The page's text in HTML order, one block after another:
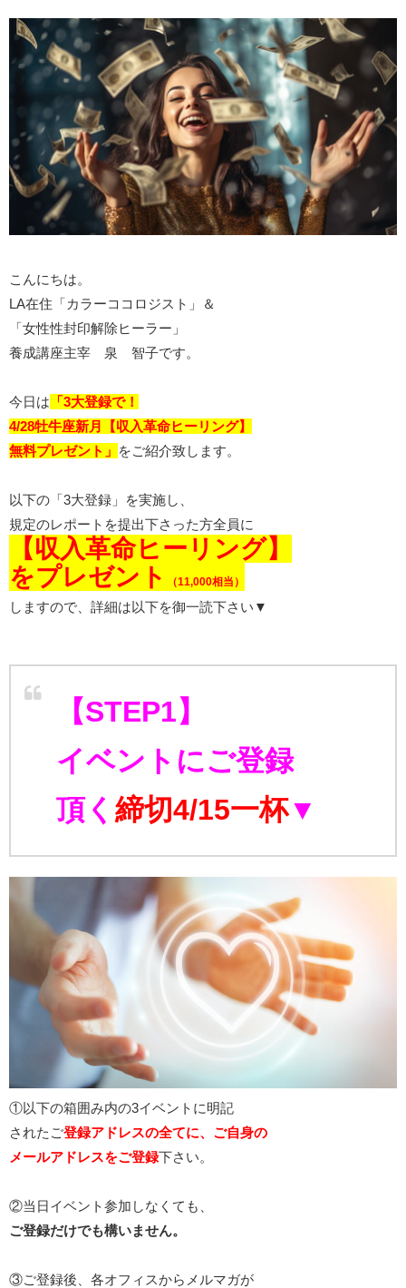
こんにちは。
LA在住「カラーココロジスト」＆
「女性性封印解除ヒーラー」
養成講座主宰 泉 智子です。
今日は 「3大登録で！
4/28牡牛座新月【収入革命ヒーリング】
無料プレゼント」 をご紹介致します。
以下の「3大登録」を実施し、
規定のレポートを提出下さった方全員に
【収入革命ヒーリング】
をプレゼント
（11,000相当）
しますので、詳細は以下を御一読下さい▼
【STEP1】
イベントにご登録
頂く 締切4/15一杯▼
①以下の箱囲み内の3イベントに明記
されたご登録アドレスの全てに、ご自身の
メールアドレスをご登録下さい。
②当日イベント参加しなくても、
ご登録だけでも構いません。
③ご登録後、各オフィスからメルマガが